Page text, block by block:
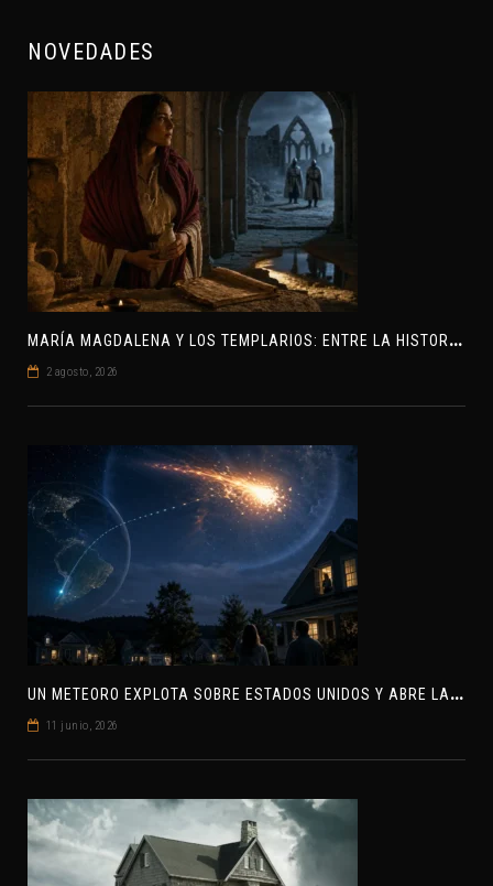
NOVEDADES
M
ARÍA MAGDALENA Y LOS TEMPLARIOS: ENTRE LA HISTORIA Y EL MISTERIO
2 agosto, 2026
U
N METEORO EXPLOTA SOBRE ESTADOS UNIDOS Y ABRE LA PISTA DE POLAR-IM, UN POSIBLE VISITANTE INTERESTELAR
11 junio, 2026